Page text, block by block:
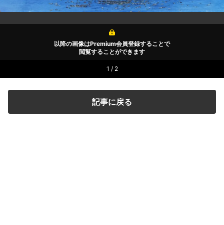
以降の画像はPremium会員登録することで
閲覧することができます
1 / 2
記事に戻る